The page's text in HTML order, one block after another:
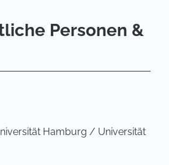
Personen &
Hamburg / Universität